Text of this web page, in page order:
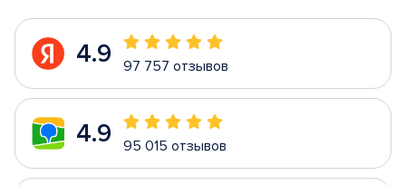
4.9 97 757 отзывов
4.9 95 015 отзывов